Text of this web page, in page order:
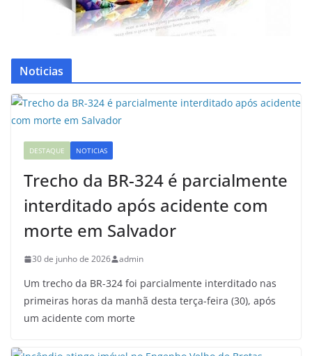
Noticias
DESTAQUE NOTICIAS
Trecho da BR-324 é parcialmente
interditado após acidente com
morte em Salvador
30 de junho de 2026 admin
Um trecho da BR-324 foi parcialmente interditado nas
primeiras horas da manhã desta terça-feira (30), após
um acidente com morte